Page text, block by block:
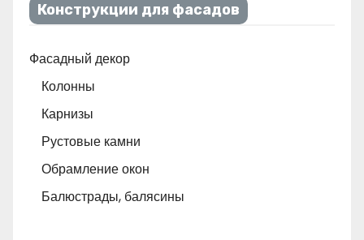
Конструкции для фасадов
Фасадный декор
Колонны
Карнизы
Рустовые камни
Обрамление окон
Балюстрады, балясины